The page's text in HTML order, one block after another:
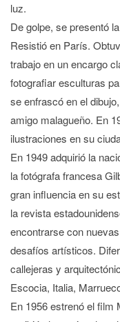
luz.
De golpe, se presentó
Resistió en París.
trabajo en un encargo
fotografiar esculturas
se enfrascó en el
amigo malagueño. En
ilustraciones en su
En 1949 adquirió la
la fotógrafa francesa
gran influencia en su
la revista
encontrarse con
desafíos artísticos.
callejeras y
Escocia, Italia,
En 1956 estrenó el film